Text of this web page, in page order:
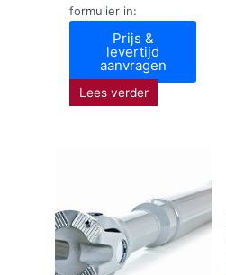
formulier in:
Prijs &
levertijd
aanvragen
Lees verder